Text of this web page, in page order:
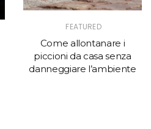
FEATURED
Come allontanare i
piccioni da casa senza
danneggiare l’ambiente